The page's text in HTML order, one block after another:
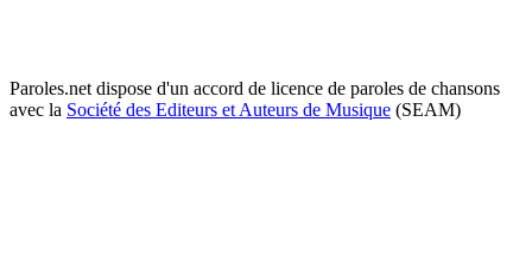
Paroles.net dispose d'un accord de licence de paroles de chansons
avec la Société des Editeurs et Auteurs de Musique (SEAM)